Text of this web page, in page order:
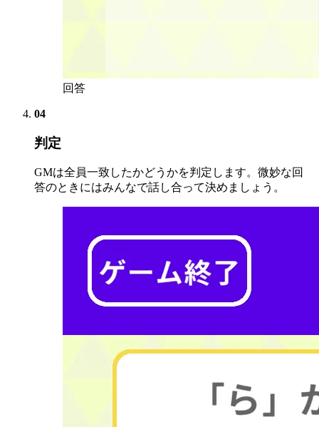
回答
04
判定
GMは全員一致したかどうかを判定します。微妙な回
答のときにはみんなで話し合って決めましょう。